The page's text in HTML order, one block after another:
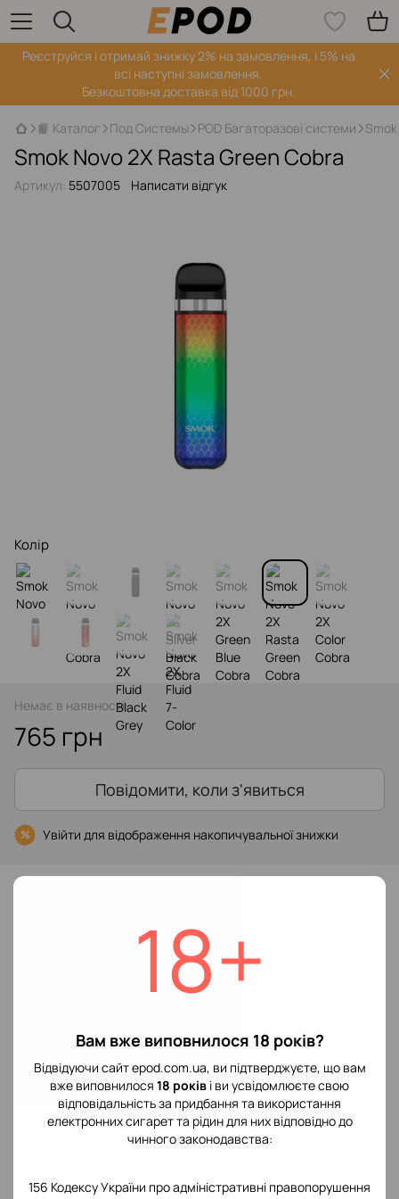
18+
Вам вже виповнилося 18 років?
Відвідуючи сайт epod.com.ua, ви підтверджуєте, що вам
вже виповнилося 18 років і ви усвідомлюєте свою
відповідальність за придбання та використання
електронних сигарет та рідин для них відповідно до
чинного законодавства:
156 Кодексу України про адміністративні правопорушення
Реєструйся і отримай знижку 2% на замовлення, і 5% на
всі наступні замовлення.
Безкоштовна доставка від 1000 грн.
📙 Каталог Под Системы POD Багаторазові системи
Smok Novo 2X Rasta Green Cobra
Артикул: 5507005 Написати відгук
Колір
Немає в наявності
765 грн
Повідомити, коли з'явиться
% Увійти для відображення накопичувальної знижки
Характеристики
Smok
Додайте перший відгук